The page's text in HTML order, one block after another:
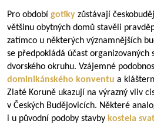
Pro období gotiky zůstávají
většinu obytných domů stavěli
zatímco u některých významnějších
se předpokládá účast
dvorského okruhu. Vzájemné
dominikánského konventu a
Zlaté Koruně ukazují na výrazný vliv
v Českých Budějovicích. Některé
i u původní podoby stavby kostela